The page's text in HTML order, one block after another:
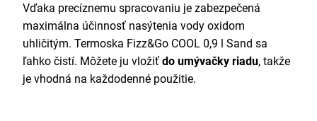
Vďaka precíznemu spracovaniu je zabezpečená
maximálna účinnosť nasýtenia vody oxidom
uhličitým. Termoska Fizz&Go COOL 0,9 l Sand sa
ľahko čistí. Môžete ju vložiť do umývačky riadu, takže
je vhodná na každodenné použitie.